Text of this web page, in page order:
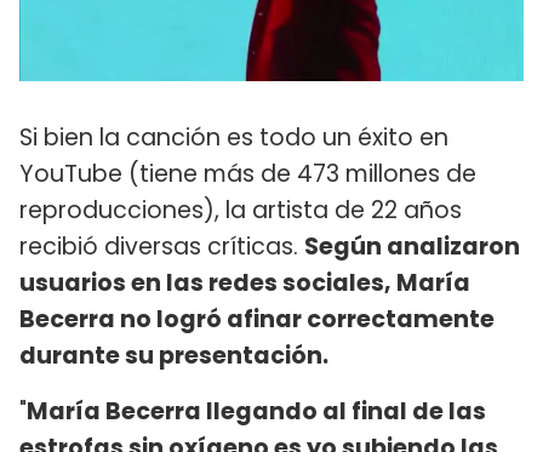
Si bien la canción es todo un éxito en
YouTube (tiene más de 473 millones de
reproducciones), la artista de 22 años
recibió diversas críticas. Según analizaron
usuarios en las redes sociales, María
Becerra no logró afinar correctamente
durante su presentación.
"María Becerra llegando al final de las